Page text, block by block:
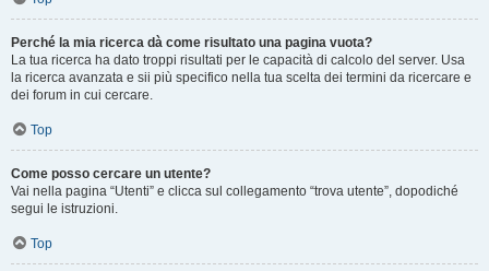
Perché la mia ricerca dà come risultato una pagina vuota?
La tua ricerca ha dato troppi risultati per le capacità di calcolo del server. Usa
la ricerca avanzata e sii più specifico nella tua scelta dei termini da ricercare e
dei forum in cui cercare.
Top
Come posso cercare un utente?
Vai nella pagina “Utenti” e clicca sul collegamento “trova utente”, dopodiché
segui le istruzioni.
Top